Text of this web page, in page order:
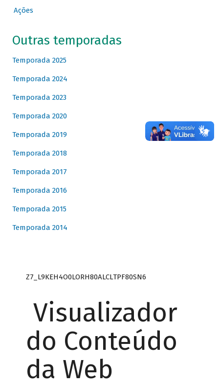
Ações
Outras temporadas
Temporada 2025
Temporada 2024
Temporada 2023
Temporada 2020
Temporada 2019
Temporada 2018
Temporada 2017
Temporada 2016
Temporada 2015
Temporada 2014
Z7_L9KEH4O0LORH80ALCLTPF80SN6
Visualizador
do Conteúdo
da Web